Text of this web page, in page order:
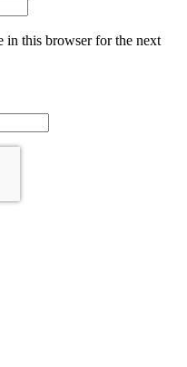
in this browser for the next